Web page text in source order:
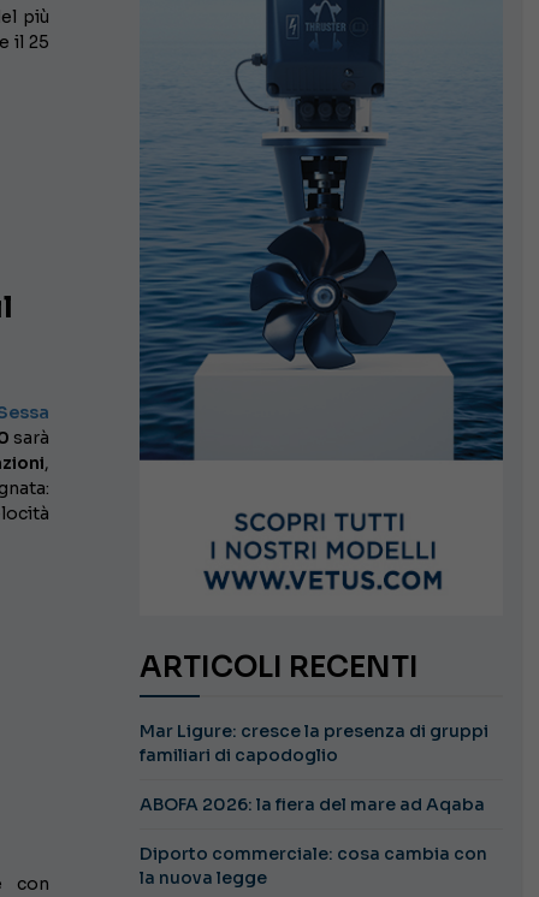
più
il 25
sarà
,
con
ARTICOLI RECENTI
Mar Ligure: cresce la presenza di gruppi
familiari di capodoglio
ABOFA 2026: la fiera del mare ad Aqaba
Diporto commerciale: cosa cambia con
la nuova legge